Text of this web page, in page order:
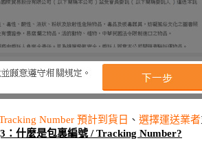
Number 預計到貨日 、 選擇運送業者
：什麼是包裏編號 / Tracking Number?